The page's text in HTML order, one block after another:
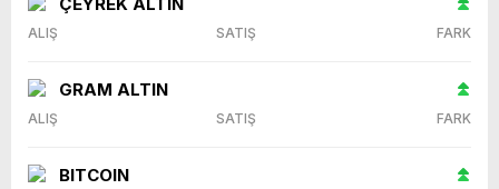
ALIŞ SATIŞ FARK
GRAM ALTIN
ALIŞ SATIŞ FARK
BITCOIN